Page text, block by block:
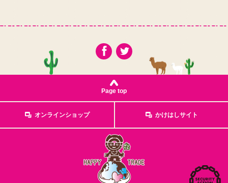
Page top
オンラインショップ かけはしサイト